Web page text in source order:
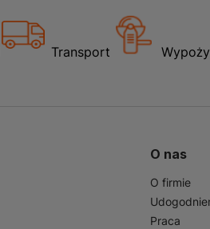
Transport
O nas
O firmie
Praca